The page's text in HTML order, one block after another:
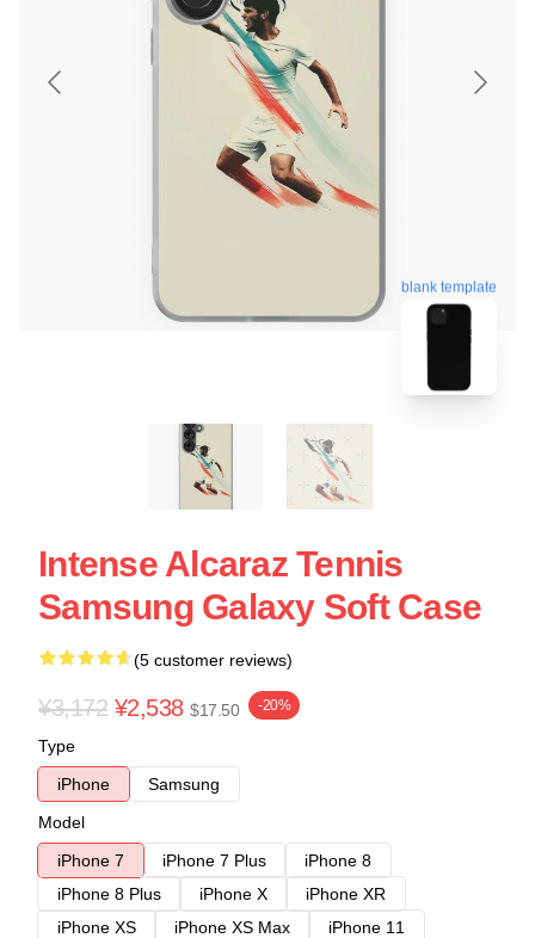
blank template
Intense Alcaraz Tennis
Samsung Galaxy Soft Case
(5 customer reviews)
¥3,172 ¥2,538 $17.50 -20%
Type
iPhone
Samsung
Model
iPhone 7
iPhone 7 Plus
iPhone 8
iPhone 8 Plus
iPhone X
iPhone XR
iPhone XS
iPhone XS Max
iPhone 11